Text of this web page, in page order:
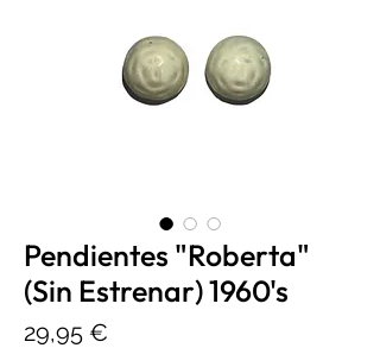
Pendientes "Roberta"
(Sin Estrenar) 1960's
29,95 €